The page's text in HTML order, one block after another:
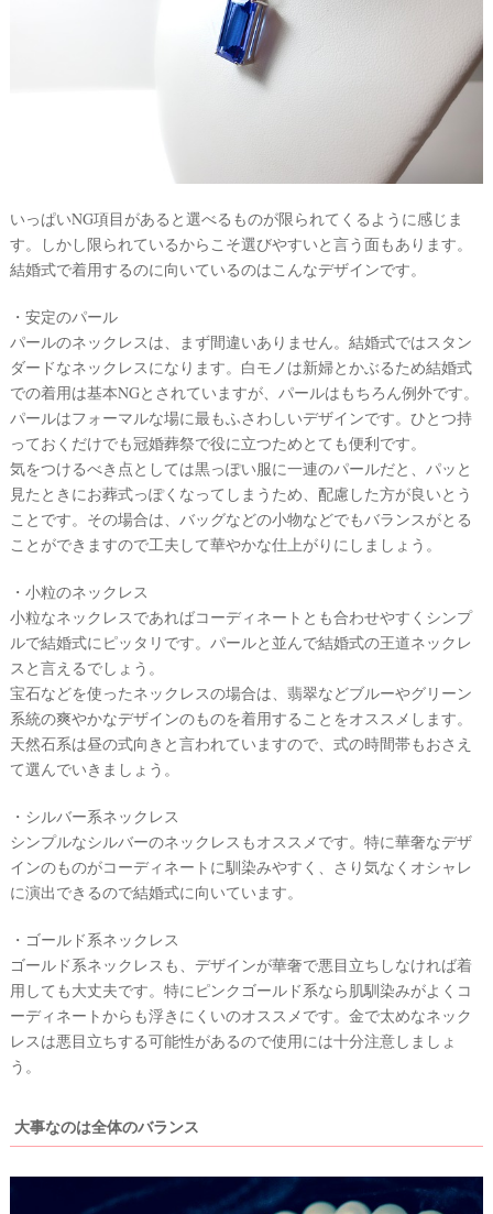
いっぱいNG項目があると選べるものが限られてくるように感じま
す。しかし限られているからこそ選びやすいと言う面もあります。
結婚式で着用するのに向いているのはこんなデザインです。
・安定のパール
パールのネックレスは、まず間違いありません。結婚式ではスタン
ダードなネックレスになります。白モノは新婦とかぶるため結婚式
での着用は基本NGとされていますが、パールはもちろん例外です。
パールはフォーマルな場に最もふさわしいデザインです。ひとつ持
っておくだけでも冠婚葬祭で役に立つためとても便利です。
気をつけるべき点としては黒っぽい服に一連のパールだと、パッと
見たときにお葬式っぽくなってしまうため、配慮した方が良いとう
ことです。その場合は、バッグなどの小物などでもバランスがとる
ことができますので工夫して華やかな仕上がりにしましょう。
・小粒のネックレス
小粒なネックレスであればコーディネートとも合わせやすくシンプ
ルで結婚式にピッタリです。パールと並んで結婚式の王道ネックレ
スと言えるでしょう。
宝石などを使ったネックレスの場合は、翡翠などブルーやグリーン
系統の爽やかなデザインのものを着用することをオススメします。
天然石系は昼の式向きと言われていますので、式の時間帯もおさえ
て選んでいきましょう。
・シルバー系ネックレス
シンプルなシルバーのネックレスもオススメです。特に華奢なデザ
インのものがコーディネートに馴染みやすく、さり気なくオシャレ
に演出できるので結婚式に向いています。
・ゴールド系ネックレス
ゴールド系ネックレスも、デザインが華奢で悪目立ちしなければ着
用しても大丈夫です。特にピンクゴールド系なら肌馴染みがよくコ
ーディネートからも浮きにくいのオススメです。金で太めなネック
レスは悪目立ちする可能性があるので使用には十分注意しましょ
う。
大事なのは全体のバランス